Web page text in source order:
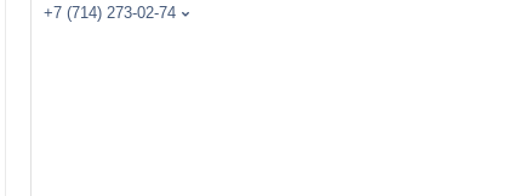
+7 (714) 273-02-74